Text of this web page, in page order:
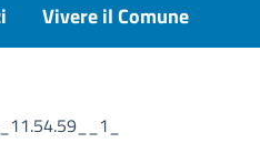
Vivere il Comune